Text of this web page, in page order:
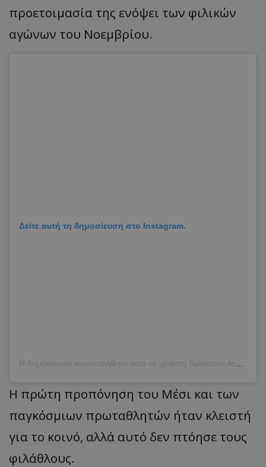
προετοιμασία της ενόψει των φιλικών
αγώνων του Νοεμβρίου.
Δείτε αυτή τη δημοσίευση στο Instagram.
Η πρώτη προπόνηση του Μέσι και των
παγκόσμιων πρωταθλητών ήταν κλειστή
για το κοινό, αλλά αυτό δεν πτόησε τους
φιλάθλους.